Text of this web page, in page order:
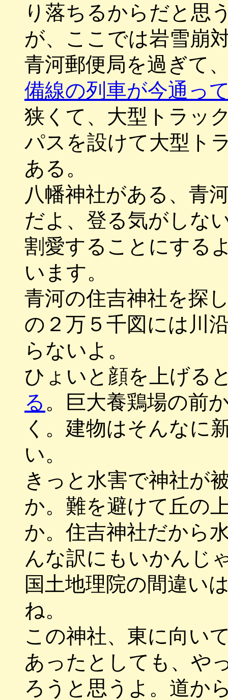
り落ちるからだと思
が、ここでは岩雪崩
青河郵便局を過ぎて
備線の列車が今通っ
狭くて、大型トラッ
パスを設けて大型ト
ある。
八幡神社がある、青
だよ、登る気がしな
割愛することにする
います。
青河の住吉神社を探
の２万５千図には川
らないよ。
ひょいと顔を上げる
る 。巨大養鶏場の前
く。建物はそんなに
い。
きっと水害で神社が
か。難を避けて丘の
か。住吉神社だから
んな訳にもいかんじ
国土地理院の間違い
ね。
この神社、東に向い
あったとしても、や
ろうと思うよ。道か